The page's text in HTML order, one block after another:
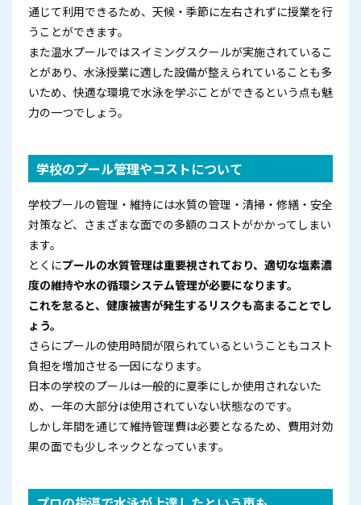
通じて利用できるため、天候・季節に左右されずに授業を行
うことができます。
また温水プールではスイミングスクールが実施されているこ
とがあり、水泳授業に適した設備が整えられていることも多
いため、快適な環境で水泳を学ぶことができるという点も魅
力の一つでしょう。
学校のプール管理やコストについて
学校プールの管理・維持には水質の管理・清掃・修繕・安全
対策など、さまざまな面での多額のコストがかかってしまい
ます。
とくにプールの水質管理は重要視されており、適切な塩素濃
度の維持や水の循環システム管理が必要になります。
これを怠ると、健康被害が発生するリスクも高まることでし
ょう。
さらにプールの使用時間が限られているということもコスト
負担を増加させる一因になります。
日本の学校のプールは一般的に夏季にしか使用されないた
め、一年の大部分は使用されていない状態なのです。
しかし年間を通じて維持管理費は必要となるため、費用対効
果の面でも少しネックとなっています。